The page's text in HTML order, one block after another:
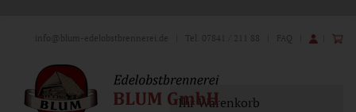
info@blum-edelobstbrennerei.de | Tel. 07841 / 211 88 | FAQ
Ihr Warenkorb